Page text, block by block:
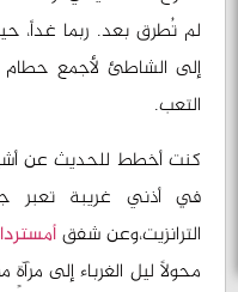
لم تُطرق بعد. ربما غداً،
إلى الشاطئ لأجمع حطام
التعب.
كنت أخطط للحديث عن
في أذني غريبة تعبر
الترانزيت،وعن شفق
محولاً ليل الغرباء إلى